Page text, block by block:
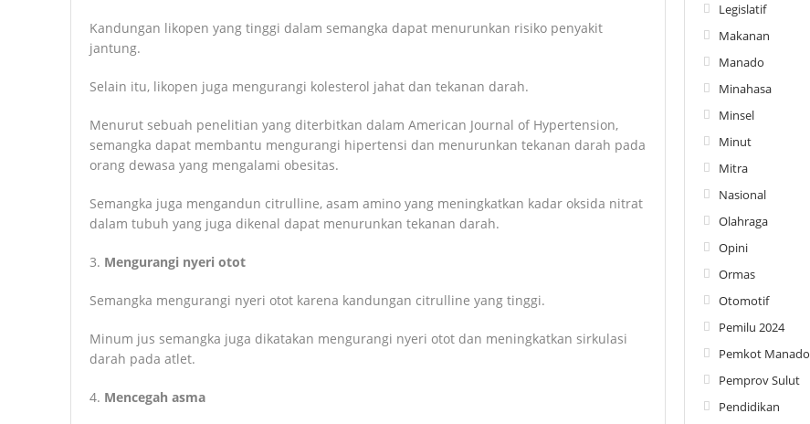
Kandungan likopen yang tinggi dalam semangka dapat menurunkan risiko penyakit
jantung.
Selain itu, likopen juga mengurangi kolesterol jahat dan tekanan darah.
Menurut sebuah penelitian yang diterbitkan dalam American Journal of Hypertension,
semangka dapat membantu mengurangi hipertensi dan menurunkan tekanan darah pada
orang dewasa yang mengalami obesitas.
Semangka juga mengandun citrulline, asam amino yang meningkatkan kadar oksida nitrat
dalam tubuh yang juga dikenal dapat menurunkan tekanan darah.
3. Mengurangi nyeri otot
Semangka mengurangi nyeri otot karena kandungan citrulline yang tinggi.
Minum jus semangka juga dikatakan mengurangi nyeri otot dan meningkatkan sirkulasi
darah pada atlet.
4. Mencegah asma
Legislatif
Makanan
Manado
Minahasa
Minsel
Minut
Mitra
Nasional
Olahraga
Opini
Ormas
Otomotif
Pemilu 2024
Pemkot Manado
Pemprov Sulut
Pendidikan